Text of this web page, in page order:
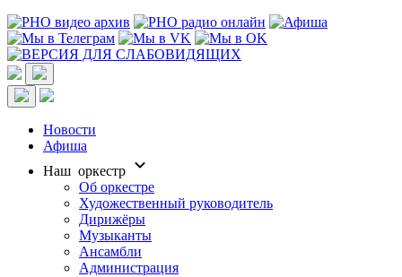
Новости
Афиша
Наш оркестр
Об оркестре
Художественный руководитель
Дирижёры
Музыканты
Ансамбли
Администрация